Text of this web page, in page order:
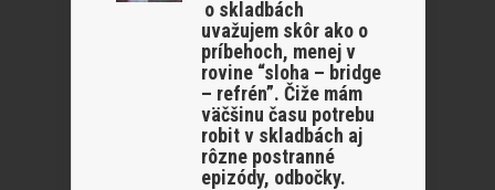
o skladbách
uvažujem skôr ako o
príbehoch, menej v
rovine “sloha – bridge
– refrén”. Čiže mám
väčšinu času potrebu
robit v skladbách aj
rôzne postranné
epizódy, odbočky.